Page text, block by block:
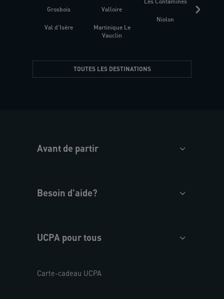
Grosbois
Val d'Isère
Valloire
Martinique Le
Vauclin
Niolon
TOUTES LES DESTINATIONS
Avant de partir
Besoin d'aide?
UCPA pour tous
Carte-cadeau UCPA